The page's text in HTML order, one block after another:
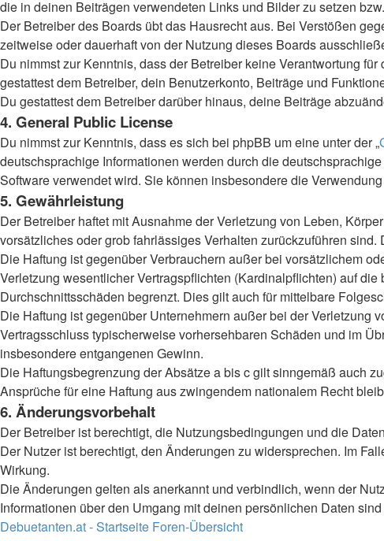
die in deinen Beiträgen verwendeten Links und Bilder zu setzen
Der Betreiber des Boards übt das Hausrecht aus. Bei Verstößen
zeitweise oder dauerhaft von der Nutzung dieses Boards
Du nimmst zur Kenntnis, dass der Betreiber keine Verantwortung
gestattest dem Betreiber, dein Benutzerkonto, Beiträge und
Du gestattest dem Betreiber darüber hinaus, deine Beiträge
4. General Public License
Du nimmst zur Kenntnis, dass es sich bei phpBB um eine unter der „
deutschsprachige Informationen werden durch die
Software verwendet wird. Sie können insbesondere die
5. Gewährleistung
Der Betreiber haftet mit Ausnahme der Verletzung von Leben,
vorsätzliches oder grob fahrlässiges Verhalten zurückzuführen
Die Haftung ist gegenüber Verbrauchern außer bei vorsätzlichem
Verletzung wesentlicher Vertragspflichten (Kardinalpflichten) auf
Durchschnittsschäden begrenzt. Dies gilt auch für mittelbare
Die Haftung ist gegenüber Unternehmern außer bei der Verletzung
Vertragsschluss typischerweise vorhersehbaren Schäden und im
insbesondere entgangenen Gewinn.
Die Haftungsbegrenzung der Absätze a bis c gilt sinngemäß auch
Ansprüche für eine Haftung aus zwingendem nationalem Recht
6. Änderungsvorbehalt
Der Betreiber ist berechtigt, die Nutzungsbedingungen und die
Der Nutzer ist berechtigt, den Änderungen zu widersprechen. Im
Wirkung.
Die Änderungen gelten als anerkannt und verbindlich, wenn der
Informationen über den Umgang mit deinen persönlichen Daten
Debuetanten.at - Startseite Foren-Übersicht